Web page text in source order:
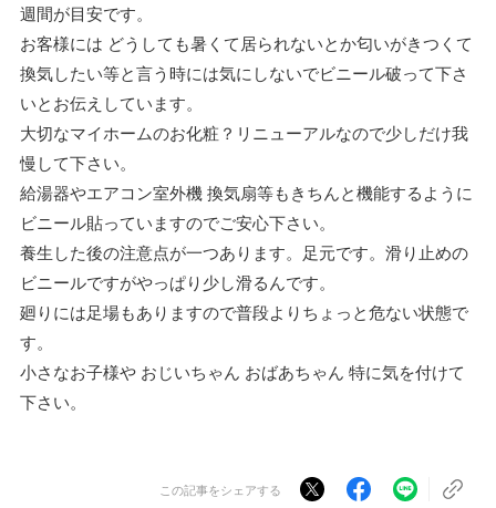
週間が目安です。
お客様には どうしても暑くて居られないとか匂いがきつくて
換気したい等と言う時には気にしないでビニール破って下さ
いとお伝えしています。
大切なマイホームのお化粧？リニューアルなので少しだけ我
慢して下さい。
給湯器やエアコン室外機 換気扇等もきちんと機能するように
ビニール貼っていますのでご安心下さい。
養生した後の注意点が一つあります。足元です。滑り止めの
ビニールですがやっぱり少し滑るんです。
廻りには足場もありますので普段よりちょっと危ない状態で
す。
小さなお子様や おじいちゃん おばあちゃん 特に気を付けて
下さい。
この記事をシェアする